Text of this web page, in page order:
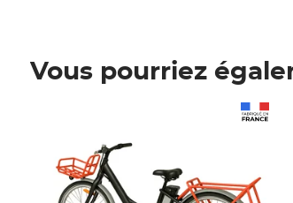
Vous pourriez